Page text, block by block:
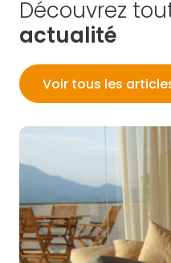
Découvrez
actualité
Voir tous les